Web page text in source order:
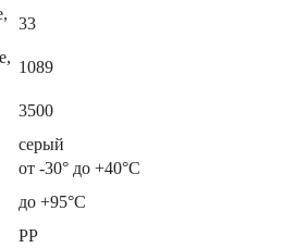
33
1089
3500
серый
от -30° до +40°С
до +95°С
РР